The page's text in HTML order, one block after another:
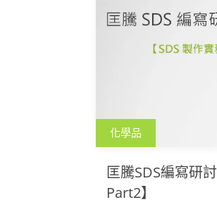
化學品
匡騰SDS編寫研
Part2】